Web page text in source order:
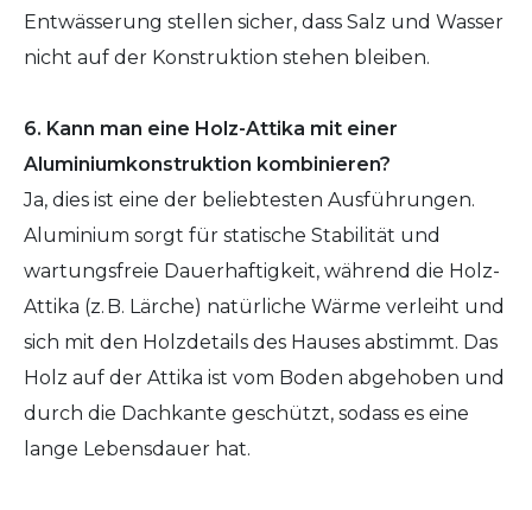
Entwässerung stellen sicher, dass Salz und Wasser
nicht auf der Konstruktion stehen bleiben.
6. Kann man eine Holz-Attika mit einer
Aluminiumkonstruktion kombinieren?
Ja, dies ist eine der beliebtesten Ausführungen.
Aluminium sorgt für statische Stabilität und
wartungsfreie Dauerhaftigkeit, während die Holz-
Attika (z. B. Lärche) natürliche Wärme verleiht und
sich mit den Holzdetails des Hauses abstimmt. Das
Holz auf der Attika ist vom Boden abgehoben und
durch die Dachkante geschützt, sodass es eine
lange Lebensdauer hat.